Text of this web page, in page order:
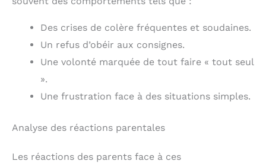
Des crises de colère fréquentes et soudaines.
Un refus d’obéir aux consignes.
Une volonté marquée de tout faire « tout seul
».
Une frustration face à des situations simples.
Analyse des réactions parentales
Les réactions des parents face à ces